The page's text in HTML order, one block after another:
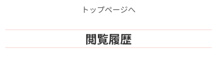
トップページへ
閲覧履歴